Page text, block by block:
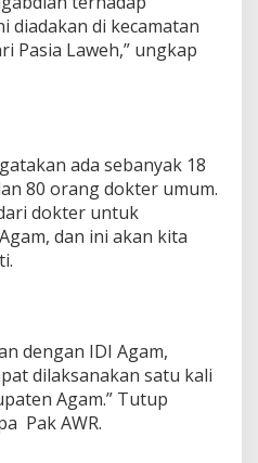
diadakan di kecamatan
Pasia Laweh,” ungkap
ada sebanyak 18
80 orang dokter umum.
dokter untuk
dan ini akan kita
dengan IDI Agam,
dilaksanakan satu kali
Agam.” Tutup
Pak AWR.